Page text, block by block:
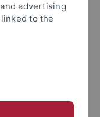
Seminar
aktualisiert,
deren Richtigkeit
advertising
to the